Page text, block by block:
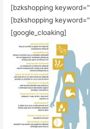
[bzkshopping keyword="
[bzkshopping keyword="
[google_cloaking]